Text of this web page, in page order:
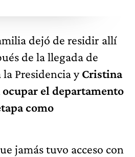
dejó de residir allí
de la llegada de
Presidencia yCristina
el departamento
como
jamás tuvo acceso con